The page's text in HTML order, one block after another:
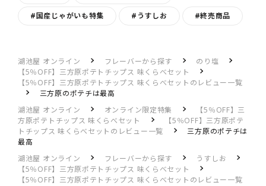
#国産じゃがいも特集 #うすしお #終売商品
湖池屋 オンライン フレーバーから探す
のり塩
【5％OFF】三方原ポテトチップス 味くらべセット
【5％OFF】三方原ポテトチップス 味くらべセットのレビュー一覧
三方原のポテチは最高
湖池屋 オンライン
オンライン限定特集
【5％OFF】三
方原ポテトチップス 味くらべセット
【5％OFF】三方原ポテ
トチップス 味くらべセットのレビュー一覧
三方原のポテチは
最高
湖池屋 オンライン
フレーバーから探す
うすしお
【5％OFF】三方原ポテトチップス 味くらべセット
【5％OFF】三方原ポテトチップス 味くらべセットのレビュー一覧